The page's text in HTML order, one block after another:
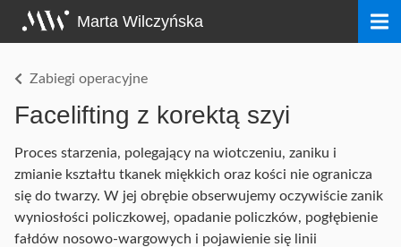
treści
Marta Wilczyńska
Zabiegi operacyjne
Facelifting z korektą szyi
Proces starzenia, polegający na wiotczeniu, zaniku i
zmianie kształtu tkanek miękkich oraz kości nie ogranicza
się do twarzy. W jej obrębie obserwujemy oczywiście zanik
wyniosłości policzkowej, opadanie policzków, pogłębienie
fałdów nosowo-wargowych i pojawienie się linii